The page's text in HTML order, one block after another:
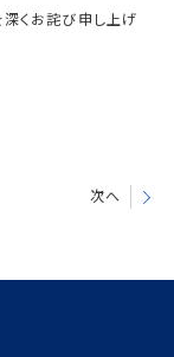
くお詫び申し上げ
次へ